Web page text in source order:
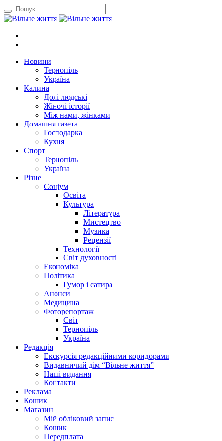
Новини
Тернопіль
Україна
Калина
Долі людські
Жіночі історії
Між нами, жінками
Домашня газета
Господарка
Кухня
Спорт
Тернопіль
Україна
Різне
Соціум
Освіта
Культура
Література
Мистецтво
Музика
Рецензії
Технології
Світ духовності
Економіка
Політика
Гумор і сатира
Анонси
Медицина
Фоторепортаж
Світ
Тернопіль
Україна
Редакція
Екскурсія редакційними коридорами
Видавничий дім “Вільне життя”
Наші видання
Контакти
Реклама
Кошик
Магазин
Мій обліковий запис
Кошик
Передплата